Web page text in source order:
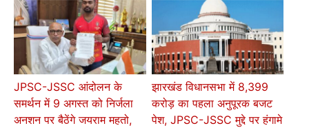
JPSC-JSSC आंदोलन के
समर्थन में 9 अगस्त को निर्जला
अनशन पर बैठेंगे जयराम महतो,
झारखंड विधानसभा में 8,399
करोड़ का पहला अनुपूरक बजट
पेश, JPSC-JSSC मुद्दे पर हंगामे